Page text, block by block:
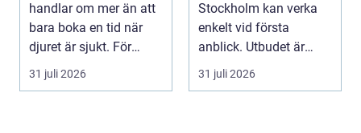
handlar om mer än att
bara boka en tid när
djuret är sjukt. För
många djurä...
31 juli 2026
Stockholm kan verka
enkelt vid första
anblick. Utbudet är
stort, standarden är
31 juli 2026